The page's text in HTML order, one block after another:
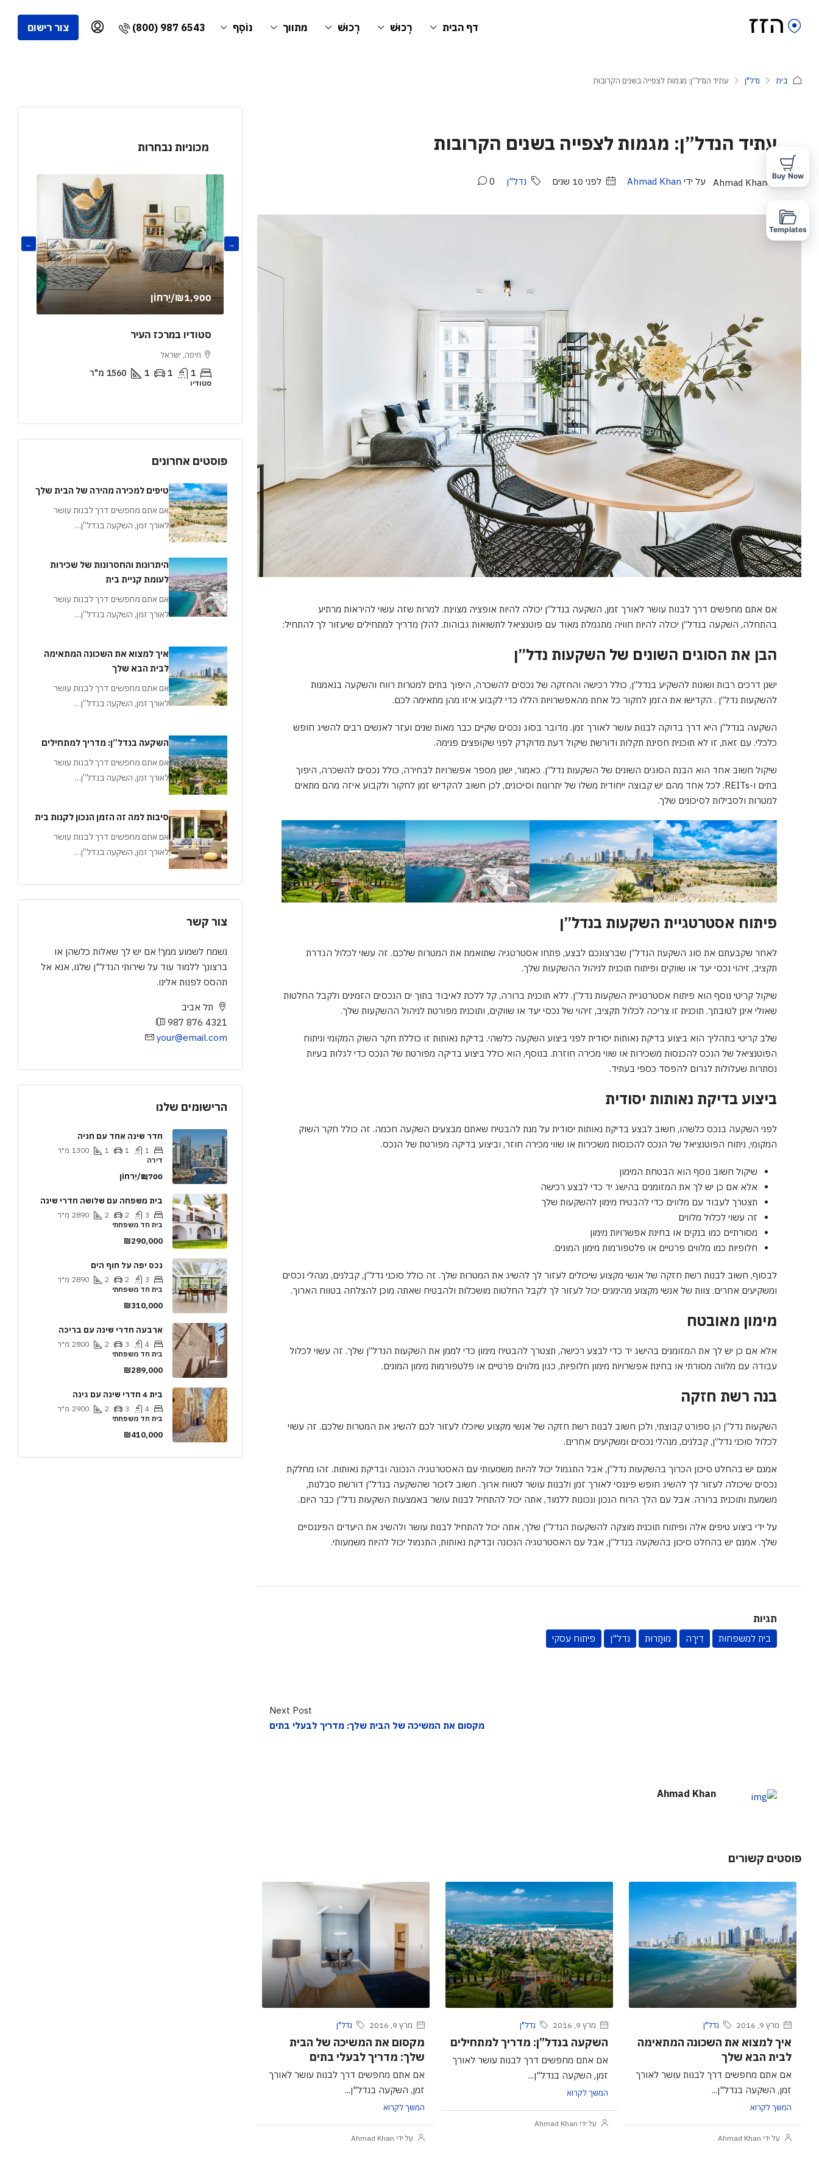
דף הבית רְכוּשׁ רְכוּשׁ מתווך נוֹסָף (800) 987 6543 צור רישום
בית נדל"ן עתיד הנדל”ן: מגמות לצפייה בשנים הקרובות
עתיד הנדל”ן: מגמות לצפייה בשנים הקרובות
על ידי Ahmad Khan לפני 10 שנים נדל"ן 0
אם אתם מחפשים דרך לבנות עושר לאורך זמן, השקעה בנדל”ן יכולה להיות אופציה מצוינת. למרות שזה עשוי להיראות מרתיע
בהתחלה, השקעה בנדל”ן יכולה להיות חוויה מתגמלת מאוד עם פוטנציאל לתשואות גבוהות. להלן מדריך למתחילים שיעזור לך להתחיל:
הבן את הסוגים השונים של השקעות נדל”ן
ישנן דרכים רבות ושונות להשקיע בנדל”ן, כולל רכישה והחזקה של נכסים להשכרה, היפוך בתים למטרות רווח והשקעה בנאמנות
להשקעות נדל”ן . הקדישו את הזמן לחקור כל אחת מהאפשרויות הללו כדי לקבוע איזו מהן מתאימה לכם.
השקעה בנדל”ן היא דרך בדוקה לבנות עושר לאורך זמן. מדובר בסוג נכסים שקיים כבר מאות שנים ועזר לאנשים רבים להשיג חופש
כלכלי. עם זאת, זו לא תוכנית חסינת תקלות ודורשת שיקול דעת מדוקדק לפני שקופצים פנימה.
שיקול חשוב אחד הוא הבנת הסוגים השונים של השקעות נדל”ן. כאמור, ישנן מספר אפשרויות לבחירה, כולל נכסים להשכרה, היפוך
בתים ו-REITs. לכל אחד מהם יש קבוצה ייחודית משלו של יתרונות וסיכונים, לכן חשוב להקדיש זמן לחקור ולקבוע איזה מהם מתאים
למטרות ולסבילות לסיכונים שלך.
פיתוח אסטרטגיית השקעות בנדל”ן
לאחר שקבעתם את סוג השקעת הנדל”ן שברצונכם לבצע, פתחו אסטרטגיה שתואמת את המטרות שלכם. זה עשוי לכלול הגדרת
תקציב, זיהוי נכסי יעד או שווקים ופיתוח תוכנית לניהול ההשקעות שלך.
שיקול קריטי נוסף הוא פיתוח אסטרטגיית השקעות נדל”ן. ללא תוכנית ברורה, קל ללכת לאיבוד בתוך ים הנכסים הזמינים ולקבל החלטות
שאולי אינן לטובתך. תוכנית זו צריכה לכלול תקציב, זיהוי של נכסי יעד או שווקים, ותוכנית מפורטת לניהול ההשקעות שלך.
שלב קריטי בתהליך הוא ביצוע בדיקת נאותות יסודית לפני ביצוע השקעה כלשהי. בדיקת נאותות זו כוללת חקר השוק המקומי וניתוח
הפוטנציאל של הנכס להכנסות משכירות או שווי מכירה חוזרת. בנוסף, הוא כולל ביצוע בדיקה מפורטת של הנכס כדי לגלות בעיות
נסתרות שעלולות לגרום להפסד כספי בעתיד.
ביצוע בדיקת נאותות יסודית
לפני השקעה בנכס כלשהו, ​​חשוב לבצע בדיקת נאותות יסודית על מנת להבטיח שאתם מבצעים השקעה חכמה. זה כולל חקר השוק
המקומי, ניתוח הפוטנציאל של הנכס להכנסות משכירות או שווי מכירה חוזר, וביצוע בדיקה מפורטת של הנכס.
שיקול חשוב נוסף הוא הבטחת המימון
אלא אם כן יש לך את המזומנים בהישג יד כדי לבצע רכישה
תצטרך לעבוד עם מלווים כדי להבטיח מימון להשקעות שלך
זה עשוי לכלול מלווים
מסורתיים כמו בנקים או בחינת אפשרויות מימון
חלופיות כמו מלווים פרטיים או פלטפורמות מימון המונים.
לבסוף, חשוב לבנות רשת חזקה של אנשי מקצוע שיכולים לעזור לך להשיג את המטרות שלך. זה כולל סוכני נדל”ן, קבלנים, מנהלי נכסים
ומשקיעים אחרים. צוות של אנשי מקצוע מהימנים יכול לעזור לך לקבל החלטות מושכלות ולהבטיח שאתה מוכן להצלחה בטווח הארוך.
מימון מאובטח
אלא אם כן יש לך את המזומנים בהישג יד כדי לבצע רכישה, תצטרך להבטיח מימון כדי לממן את השקעות הנדל”ן שלך. זה עשוי לכלול
עבודה עם מלווה מסורתי או בחינת אפשרויות מימון חלופיות, כגון מלווים פרטיים או פלטפורמות מימון המונים.
בנה רשת חזקה
השקעות נדל”ן הן ספורט קבוצתי, ולכן חשוב לבנות רשת חזקה של אנשי מקצוע שיוכלו לעזור לכם להשיג את המטרות שלכם. זה עשוי
לכלול סוכני נדל”ן, קבלנים, מנהלי נכסים ומשקיעים אחרים.
אמנם יש בהחלט סיכון הכרוך בהשקעות נדל”ן, אבל התגמול יכול להיות משמעותי עם האסטרטגיה הנכונה ובדיקת נאותות. זהו מחלקת
נכסים שיכולה לעזור לך להשיג חופש פיננסי לאורך זמן ולבנות עושר לטווח ארוך. חשוב לזכור שהשקעה בנדל”ן דורשת סבלנות,
משמעת ותוכנית ברורה. אבל עם הלך הרוח הנכון ונכונות ללמוד, אתה יכול להתחיל לבנות עושר באמצעות השקעות נדל”ן כבר היום.
על ידי ביצוע טיפים אלה ופיתוח תוכנית מוצקה להשקעות הנדל”ן שלך, אתה יכול להתחיל לבנות עושר ולהשיג את היעדים הפיננסיים
שלך. אמנם יש בהחלט סיכון בהשקעה בנדל”ן, אבל עם האסטרטגיה הנכונה ובדיקת נאותות, התגמול יכול להיות משמעותי.
תגיות
בית למשפחות דִירָה מוּתָרוּת נדל"ן פיתוח עסקי
Next Post
מקסום את המשיכה של הבית שלך: מדריך לבעלי בתים
Ahmad Khan
פוסטים קשורים
מרץ 9, 2016 נדל"ן
איך למצוא את השכונה המתאימה
לבית הבא שלך
אם אתם מחפשים דרך לבנות עושר לאורך
זמן, השקעה בנדל"ן...
המשך לקרוא
על ידי Ahmad Khan
מרץ 9, 2016 נדל"ן
השקעה בנדל”ן: מדריך למתחילים
אם אתם מחפשים דרך לבנות עושר לאורך
זמן, השקעה בנדל"ן...
המשך לקרוא
על ידי Ahmad Khan
מרץ 9, 2016 נדל"ן
מקסום את המשיכה של הבית
שלך: מדריך לבעלי בתים
אם אתם מחפשים דרך לבנות עושר לאורך
זמן, השקעה בנדל"ן...
המשך לקרוא
על ידי Ahmad Khan
מכוניות נבחרות
בית 4 חדרי שינה עם גינה
חיפה, ישראל
4
3
2900 מ"ר
בית חד משפחתי
₪1,900/יַרחוֹן
סטודיו במרכז העיר
חיפה, ישראל
1
1
1
1560 מ"ר
סטודיו
פוסטים אחרונים
טיפים למכירה מהירה של הבית שלך
אם אתם מחפשים דרך לבנות עושר
לאורך זמן, השקעה בנדל”ן…
היתרונות והחסרונות של שכירות
לעומת קניית בית
אם אתם מחפשים דרך לבנות עושר
לאורך זמן, השקעה בנדל”ן…
איך למצוא את השכונה המתאימה
לבית הבא שלך
אם אתם מחפשים דרך לבנות עושר
לאורך זמן, השקעה בנדל”ן…
השקעה בנדל”ן: מדריך למתחילים
אם אתם מחפשים דרך לבנות עושר
לאורך זמן, השקעה בנדל”ן…
סיבות למה זה הזמן הנכון לקנות בית
אם אתם מחפשים דרך לבנות עושר
לאורך זמן, השקעה בנדל”ן…
צור קשר
נשמח לשמוע ממך! אם יש לך שאלות כלשהן או
ברצונך ללמוד עוד על שירותי הנדל"ן שלנו, אנא אל
תהסס לפנות אלינו.
תל אביב
987 876 4321
your@email.com
הרישומים שלנו
חדר שינה אחד עם חניה
1
1
1
1300 מ"ר
דירה
₪1,700/יַרחוֹן
בית משפחה עם שלושה חדרי שינה
3
2
2
2890 מ"ר
בית חד משפחתי
₪290,000
נכס יפה על חוף הים
3
2
2
2890 מ"ר
בית חד משפחתי
₪310,000
ארבעה חדרי שינה עם בריכה
4
3
2
2800 מ"ר
בית חד משפחתי
₪289,000
בית 4 חדרי שינה עם גינה
4
3
2
2900 מ"ר
בית חד משפחתי
₪410,000
Buy Now
Templates